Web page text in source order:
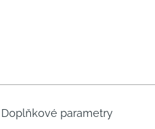
Doplňkové parametry